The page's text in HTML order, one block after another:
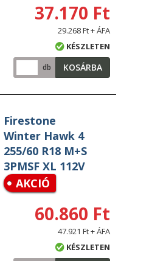
37.170 Ft
29.268 Ft + ÁFA
KÉSZLETEN
db KOSÁRBA
Firestone
Winter Hawk 4
255/60 R18 M+S
3PMSF XL 112V
AKCIÓ
60.860 Ft
47.921 Ft + ÁFA
KÉSZLETEN